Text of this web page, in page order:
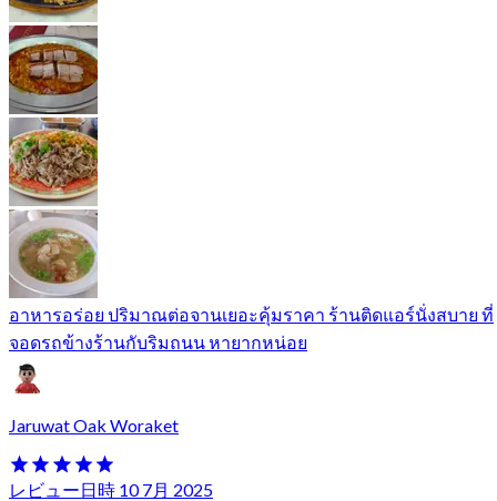
อาหารอร่อย ปริมาณต่อจานเยอะคุ้มราคา ร้านติดแอร์นั่งสบาย ที่
จอดรถข้างร้านกับริมถนน หายากหน่อย
Jaruwat Oak Woraket
レビュー日時 10 7月 2025